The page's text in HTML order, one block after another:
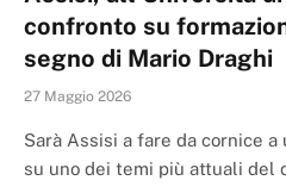
confronto su
segno di Mario Draghi
27 Maggio 2026
Sarà Assisi a fare da cornice
su uno dei temi più attuali del